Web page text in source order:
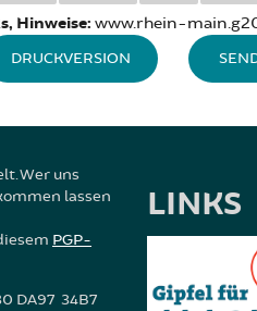
Hinweise: www.rhein-
DRUCKVERSION
Wer uns
lassen
PGP-
DA97 34B7
LINKS